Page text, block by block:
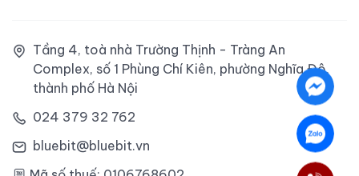
Tầng 4, toà nhà Trường Thịnh - Tràng An
Complex, số 1 Phùng Chí Kiên, phường Nghĩa Đô,
thành phố Hà Nội
024 379 32 762
bluebit@bluebit.vn